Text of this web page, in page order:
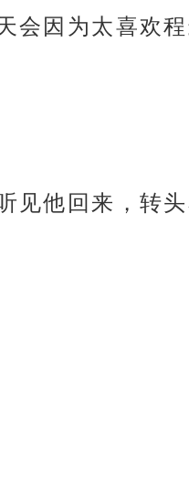
会因为太喜欢
见他回来，转